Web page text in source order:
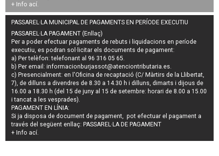
+ Info ací.
PASSAREL·LA MUNICIPAL DE PAGAMENTS EN PERÍODE EXECUTIU
PASSAREL·LA PAGAMENT (Enllaç)
Per a poder efectuar pagaments derebuts i liquidacions en període
executiu, es podran sol·licitar els documents de pagament:
a) Per telèfon: telefonant al 96 316 05 65.
b) Per email:informacionburjassot@atenciontributaria.es.
c) Presencialment: en l'Oficina de recaptació (C/ Màrtirs de la Llibertat,
7), de dilluns a divendres de 8.30 a 14.30 h i dilluns, dimarts i dijous de
16.00 a 18.30 h (del 15 de juny al 15 de setembre: horari de 8.00 a 15.00
i tancat a les vesprades).
PAGAMENT EN LÍNIA:
Si ja disposa de document de pagament, pot efectuar el pagament a
través del següent enllaç: PASSAREL·LA DE PAGAMENT
+ Info ací.